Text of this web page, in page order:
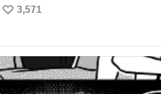
うますぎでした 信じて……
い
数
3,571